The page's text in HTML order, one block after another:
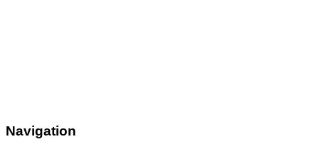
Navigation